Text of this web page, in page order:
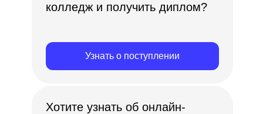
колледж и получить диплом?
Узнать о поступлении
Хотите узнать об онлайн-